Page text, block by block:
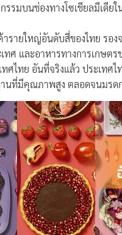
รมบนช่องทางโซเชียลมีเดียใ
รายใหญ่อันดับสี่ของไทย รอ
ทศ และอาหารทางการเกษ
ทศไทย อันที่จริงแล้ว ประเท
นที่มีคุณภาพสูง ตลอดจนมรด